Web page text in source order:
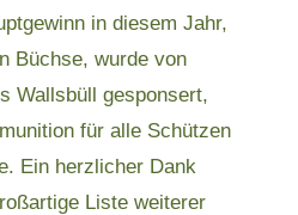
in diesem Jahr,
Büchse, wurde von
Wallsbüll gesponsert,
für alle Schützen
Ein herzlicher Dank
Liste weiterer